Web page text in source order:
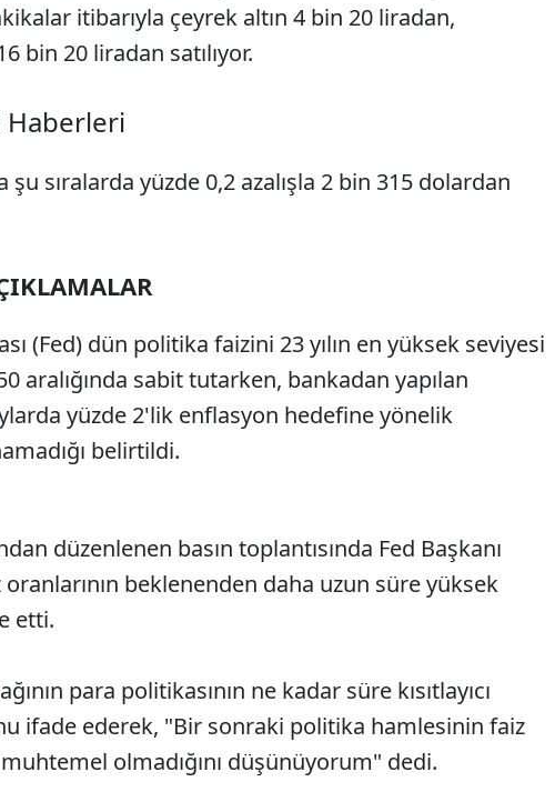
itibarıyla çeyrek altın 4 bin 20 liradan,
bin 20 liradan satılıyor.
Haberleri
Sesi Aç
şu sıralarda yüzde 0,2 azalışla 2 bin 315 dolardan
(Fed) dün politika faizini 23 yılın en yüksek seviyesi
aralığında sabit tutarken, bankadan yapılan
yüzde 2'lik enflasyon hedefine yönelik
belirtildi.
düzenlenen basın toplantısında Fed Başkanı
beklenenden daha uzun süre yüksek
etti.
para politikasının ne kadar süre kısıtlayıcı
ifade ederek, "Bir sonraki politika hamlesinin faiz
muhtemel olmadığını düşünüyorum" dedi.